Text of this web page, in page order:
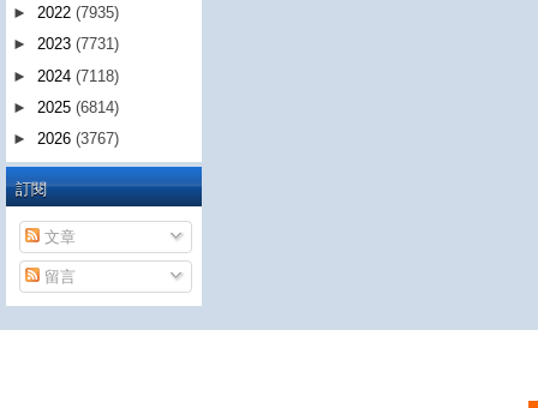
► 2022 (7935)
► 2023 (7731)
► 2024 (7118)
► 2025 (6814)
► 2026 (3767)
訂閱
文章
留言